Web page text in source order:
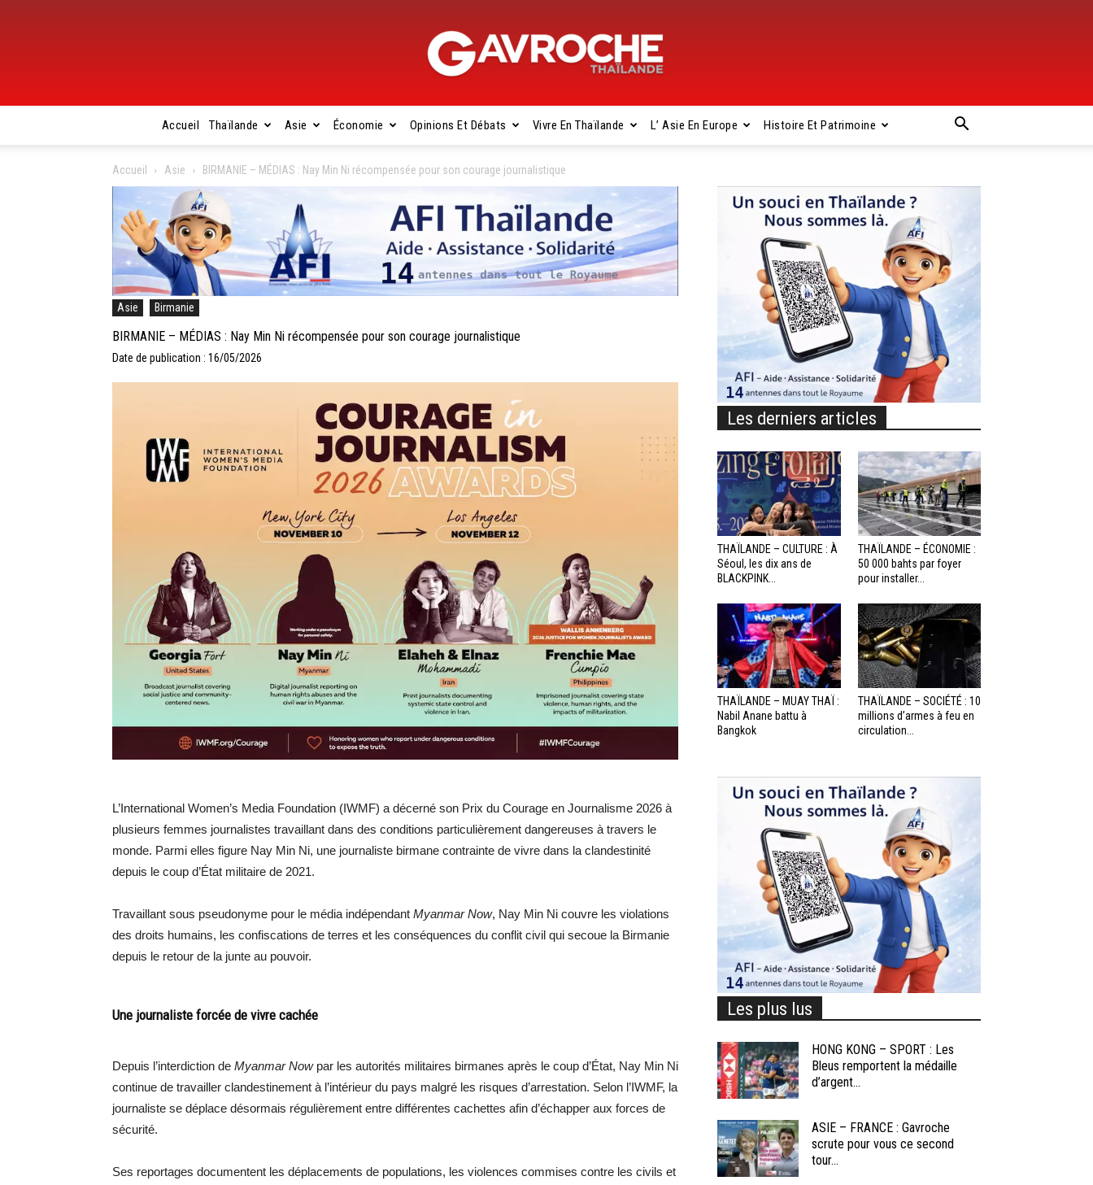
Gavroche
Thaïlande
Accueil Thaïlande Asie Économie Opinions Et Débats Vivre En Thaïlande L’ Asie En Europe Histoire Et Patrimoine
Accueil Asie BIRMANIE – MÉDIAS : Nay Min Ni récompensée pour son courage journalistique
Asie Birmanie
BIRMANIE – MÉDIAS : Nay Min Ni récompensée pour son courage journalistique
Date de publication : 16/05/2026
L’International Women’s Media Foundation (IWMF) a décerné son Prix du Courage en Journalisme 2026 à
plusieurs femmes journalistes travaillant dans des conditions particulièrement dangereuses à travers le
monde. Parmi elles figure Nay Min Ni, une journaliste birmane contrainte de vivre dans la clandestinité
depuis le coup d’État militaire de 2021.
Travaillant sous pseudonyme pour le média indépendant Myanmar Now, Nay Min Ni couvre les violations
des droits humains, les confiscations de terres et les conséquences du conflit civil qui secoue la Birmanie
depuis le retour de la junte au pouvoir.
Une journaliste forcée de vivre cachée
Depuis l’interdiction de Myanmar Nowpar les autorités militaires birmanes après le coup d’État, Nay Min Ni
continue de travailler clandestinement à l’intérieur du pays malgré les risques d’arrestation. Selon l’IWMF, la
journaliste se déplace désormais régulièrement entre différentes cachettes afin d’échapper aux forces de
sécurité.
Ses reportages documentent les déplacements de populations, les violences commises contre les civils et
Les derniers articles
THAÏLANDE – CULTURE : À
Séoul, les dix ans de
BLACKPINK...
THAÏLANDE – ÉCONOMIE :
50 000 bahts par foyer
pour installer...
THAÏLANDE – MUAY THAÏ :
Nabil Anane battu à
Bangkok
THAÏLANDE – SOCIÉTÉ : 10
millions d’armes à feu en
circulation...
Les plus lus
HONG KONG – SPORT : Les
Bleus remportent la médaille
d’argent...
ASIE – FRANCE : Gavroche
scrute pour vous ce second
tour...